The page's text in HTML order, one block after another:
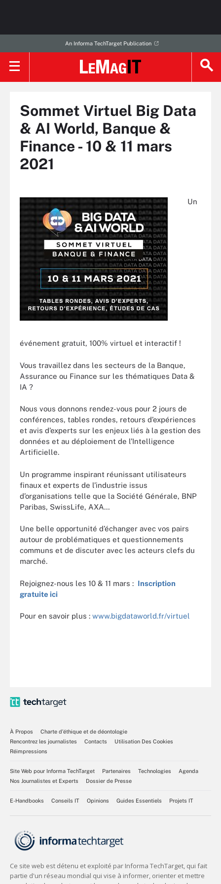
An Informa TechTarget Publication
Sommet Virtuel Big Data
& AI World, Banque &
Finance - 10 & 11 mars
2021
Un
événement gratuit, 100% virtuel et interactif !
Vous travaillez dans les secteurs de la Banque,
Assurance ou Finance sur les thématiques Data &
IA ?
Nous vous donnons rendez-vous pour 2 jours de
conférences, tables rondes, retours d’expériences
et avis d’experts sur les enjeux liés à la gestion des
données et au déploiement de l’Intelligence
Artificielle.
Un programme inspirant réunissant utilisateurs
finaux et experts de l’industrie issus
d’organisations telle que la Société Générale, BNP
Paribas, SwissLife, AXA…
Une belle opportunité d’échanger avec vos pairs
autour de problématiques et questionnements
communs et de discuter avec les acteurs clefs du
marché.
Rejoignez-nous les 10 & 11 mars : Inscription
gratuite ici
Pour en savoir plus : www.bigdataworld.fr/virtuel
À Propos
Charte d’éthique et de déontologie
Rencontrez les journalistes
Contacts
Utilisation Des Cookies
Réimpressions
Site Web pour Informa TechTarget Partenaires Technologies
Agenda
Nos Journalistes et Experts
Dossier de Presse
E-Handbooks Conseils IT Opinions Guides Essentiels Projets IT